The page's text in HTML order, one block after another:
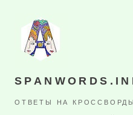
ОТВЕТЫ НА КРОССВОРДЫ